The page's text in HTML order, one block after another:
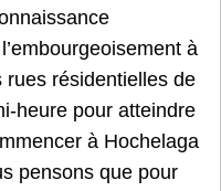
à
rues résidentielles de
heure pour atteindre
à Hochelaga
pensons que pour